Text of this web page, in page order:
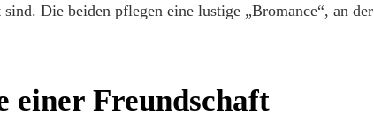
Die beiden pflegen eine lustige „Bromance“, an der
einer Freundschaft